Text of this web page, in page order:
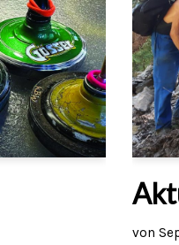
von